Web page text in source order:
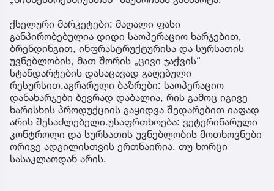
ქსელური მარკეტები: მაღალი ფასი
განპირობებულია დიდი საოპერაციო ხარჯებით,
ბრენდინგით, ინფრასტრუქტურისა და სურსათის
უვნებლობის, მათ შორის „ცივი ჯაჭვის“
სტანდარტების დასაცავად გაღებული
რესურსით.აგრარული ბაზრები: საოპერაციო
დანახარჯები ბევრად დაბალია, რის გამოც იგივე
ხარისხის პროდუქციის გაყიდვა შედარებით იაფად
არის შესაძლებელი.უსაფრთხოება: ვეტერინარული
კონტროლი და სურსათის უვნებლობის მოთხოვნები
ორივე ადგილისთვის ერთნაირია, თუ ხორცი
სასაკლაოდან არის.